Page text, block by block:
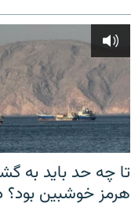
تا چه حد باید به
هرمز خوشبین بود؟